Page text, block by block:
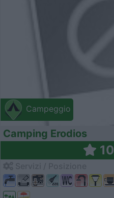
Campeggio
Camping Erodios
10